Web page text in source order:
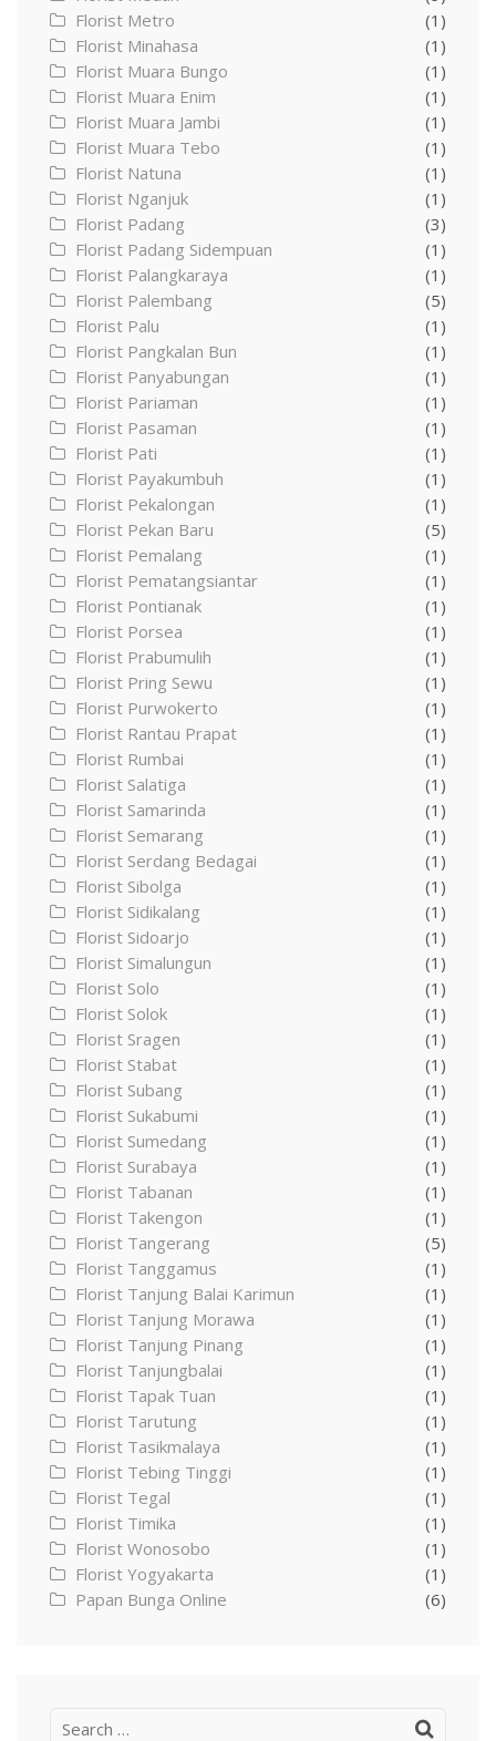
Florist Metro
(1)
Florist Minahasa
(1)
Florist Muara Bungo
(1)
Florist Muara Enim
(1)
Florist Muara Jambi
(1)
Florist Muara Tebo
(1)
Florist Natuna
(1)
Florist Nganjuk
(1)
Florist Padang
(3)
Florist Padang Sidempuan
(1)
Florist Palangkaraya
(1)
Florist Palembang
(5)
Florist Palu
(1)
Florist Pangkalan Bun
(1)
Florist Panyabungan
(1)
Florist Pariaman
(1)
Florist Pasaman
(1)
Florist Pati
(1)
Florist Payakumbuh
(1)
Florist Pekalongan
(1)
Florist Pekan Baru
(5)
Florist Pemalang
(1)
Florist Pematangsiantar
(1)
Florist Pontianak
(1)
Florist Porsea
(1)
Florist Prabumulih
(1)
Florist Pring Sewu
(1)
Florist Purwokerto
(1)
Florist Rantau Prapat
(1)
Florist Rumbai
(1)
Florist Salatiga
(1)
Florist Samarinda
(1)
Florist Semarang
(1)
Florist Serdang Bedagai
(1)
Florist Sibolga
(1)
Florist Sidikalang
(1)
Florist Sidoarjo
(1)
Florist Simalungun
(1)
Florist Solo
(1)
Florist Solok
(1)
Florist Sragen
(1)
Florist Stabat
(1)
Florist Subang
(1)
Florist Sukabumi
(1)
Florist Sumedang
(1)
Florist Surabaya
(1)
Florist Tabanan
(1)
Florist Takengon
(1)
Florist Tangerang
(5)
Florist Tanggamus
(1)
Florist Tanjung Balai Karimun
(1)
Florist Tanjung Morawa
(1)
Florist Tanjung Pinang
(1)
Florist Tanjungbalai
(1)
Florist Tapak Tuan
(1)
Florist Tarutung
(1)
Florist Tasikmalaya
(1)
Florist Tebing Tinggi
(1)
Florist Tegal
(1)
Florist Timika
(1)
Florist Wonosobo
(1)
Florist Yogyakarta
(1)
Papan Bunga Online
(6)
Search